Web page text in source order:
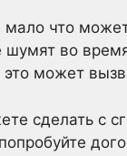
что
во
может
сделать с